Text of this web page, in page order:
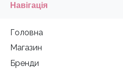
Навігація
Головна
Магазин
Бренди